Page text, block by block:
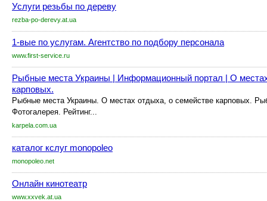
Услуги резьбы по дереву
rezba-po-derevy.at.ua
1-вые по услугам. Агентство по подбору персонала
www.first-service.ru
Рыбные места Украины | Информационный портал | О
карповых.
Рыбные места Украины. О местах отдыха, о семействе карповых.
Фотогалерея. Рейтинг...
karpela.com.ua
каталог кслуг monopoleo
monopoleo.net
Онлайн кинотеатр
www.xxvek.at.ua